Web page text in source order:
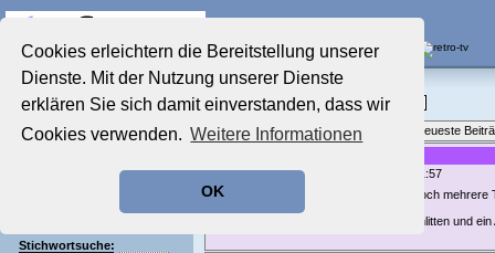
Cookies erleichtern die Bereitstellung unserer
Dienste. Mit der Nutzung unserer Dienste
erklären Sie sich damit einverstanden, dass wir
Cookies verwenden. Weitere Informationen
OK
Startseite
Aktuelles Forum
Film-Forum
Zeichentrick-Forum
Stichwortsuche:
Film-Forum
Filme im Kino, Fernsehen & auf DVD
Themenübersicht • Neues Thema
Neueste
geschrieben von:
, 30.01.18 21:57
Ups, habe gerade gesehen, dass es doch mehrere
Dafür jetzt gleich noch ein Tipp: ein Schlitten und ein